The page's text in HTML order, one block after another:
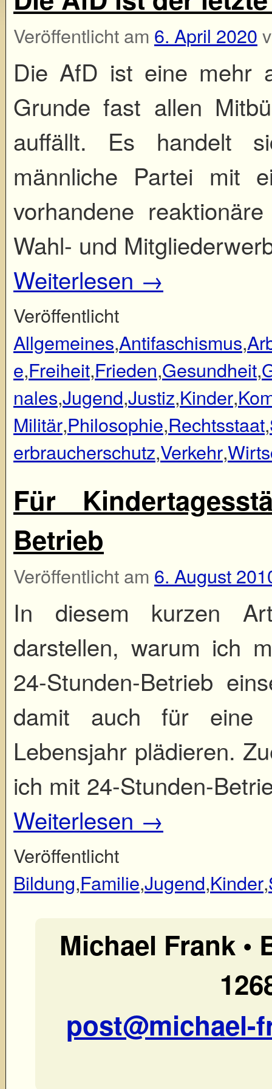
Veröffentlicht am 6. April 2020
Die AfD ist eine mehr
Grunde fast allen
auffällt. Es handelt
männliche Partei mit
vorhandene
Wahl- und
Weiterlesen →
Allgemeines,Antifaschismus,
e,Freiheit,Frieden,Gesundheit,
nales,Jugend,Justiz,Kinder,
Militär,Philosophie,Rechtsstaat,
erbraucherschutz,Verkehr,
Für
Betrieb
Veröffentlicht am 6. August
In diesem kurzen
darstellen, warum ich
24-Stunden-Betrieb
damit auch für eine
Lebensjahr plädieren.
ich mit 24-Stunden-
Weiterlesen →
Bildung,Familie,Jugend,Kinder,
Michael Frank •
post@michael-